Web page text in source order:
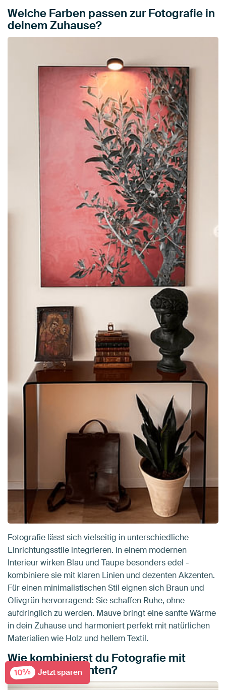
Welche Farben passen zur Fotografie in
deinem Zuhause?
Fotografie lässt sich vielseitig in unterschiedliche
Einrichtungsstile integrieren. In einem modernen
Interieur wirken Blau und Taupe besonders edel -
kombiniere sie mit klaren Linien und dezenten Akzenten.
Für einen minimalistischen Stil eignen sich Braun und
Olivgrün hervorragend: Sie schaffen Ruhe, ohne
aufdringlich zu werden. Mauve bringt eine sanfte Wärme
in dein Zuhause und harmoniert perfekt mit natürlichen
Materialien wie Holz und hellem Textil.
Wie kombinierst du Fotografie mit
anderen Elementen?
10% Jetzt sparen